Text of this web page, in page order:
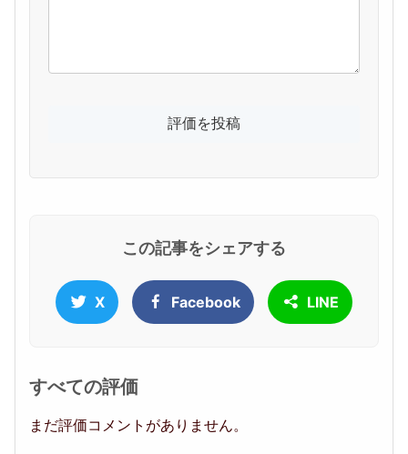
この記事をシェアする
X Facebook LINE
すべての評価
まだ評価コメントがありません。